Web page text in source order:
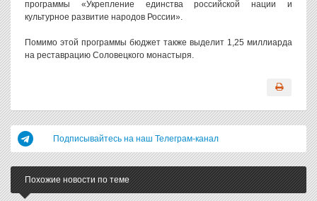
программы «Укрепление единства российской нации и
культурное развитие народов России».
Помимо этой программы бюджет также выделит 1,25 миллиарда
на реставрацию Соловецкого монастыря.
Подписывайтесь на наш Телеграм-канал
Похожие новости по теме